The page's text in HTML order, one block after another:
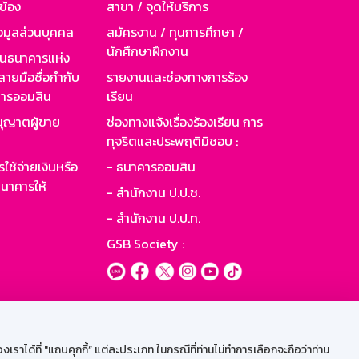
ได้ที่ "แถบคุกกี้” แต่ละประเภท ในกรณีที่ท่านไม่ทำการเลือกจะถือว่าท่าน
อง
มูลส่วนบุคคล
นาคารแห่ง
ายมือชื่อกำกับ
รออมสิน
ญาตผู้ขาย
ช้จ่ายเงินหรือ
คารให้
สาขา / จุดให้บริการ
สมัครงาน / ทุนการศึกษา /
นักศึกษาฝึกงาน
รายงานและช่องทางการร้อง
เรียน
ช่องทางแจ้งเรื่องร้องเรียน การ
ทุจริตและประพฤติมิชอบ :
- ธนาคารออมสิน
- สำนักงาน ป.ป.ช.
- สำนักงาน ป.ป.ท.
GSB Society :